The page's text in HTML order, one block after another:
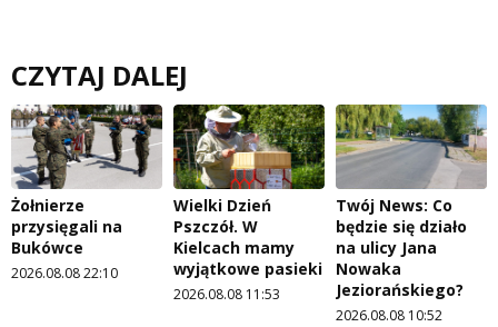
CZYTAJ DALEJ
Żołnierze
przysięgali na
Bukówce
2026.08.08 22:10
Wielki Dzień
Pszczół. W
Kielcach mamy
wyjątkowe pasieki
2026.08.08 11:53
Twój News: Co
będzie się działo
na ulicy Jana
Nowaka
Jeziorańskiego?
2026.08.08 10:52